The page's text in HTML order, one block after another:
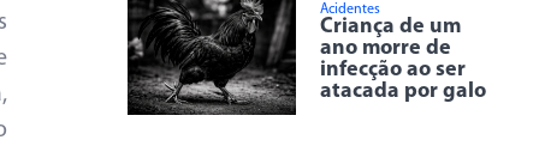
Acidentes
Criança de um
ano morre de
infecção ao ser
atacada por galo